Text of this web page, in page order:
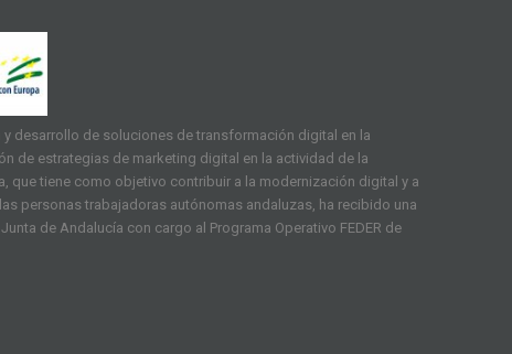
desarrollo de soluciones de transformación digital en la
de estrategias de marketing digital en la actividad de la
que tiene como objetivo contribuir a la modernización digital y a
personas trabajadoras autónomas andaluzas, ha recibido una
de Andalucía con cargo al Programa Operativo FEDER de